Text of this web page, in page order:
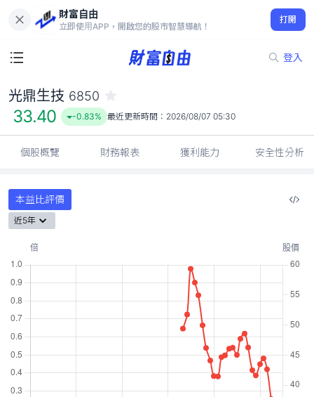
財富自由
立即使用APP，開啟您的股市智慧導航！
打開
登入
33.40
-0.83%
光鼎生技 6850
33.40 -0.83% 最近更新時間： 2026/08/07 05:30
個股概覽 財務報表 獲利能力 安全性分析
本益比評價
近5年